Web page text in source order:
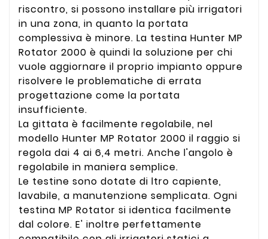
riscontro, si possono installare più irrigatori
in una zona, in quanto la portata
complessiva è minore. La testina Hunter MP
Rotator 2000 è quindi la soluzione per chi
vuole aggiornare il proprio impianto oppure
risolvere le problematiche di errata
progettazione come la portata
insufficiente.
La gittata è facilmente regolabile, nel
modello Hunter MP Rotator 2000 il raggio si
regola dai 4 ai 6,4 metri. Anche l'angolo è
regolabile in maniera semplice.
Le testine sono dotate di ltro capiente,
lavabile, a manutenzione semplicata. Ogni
testina MP Rotator si identica facilmente
dal colore. E' inoltre perfettamente